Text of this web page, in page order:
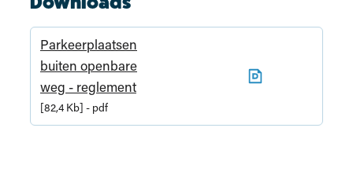
Parkeerplaatsen
buiten openbare
weg - reglement
82,4 Kb pdf